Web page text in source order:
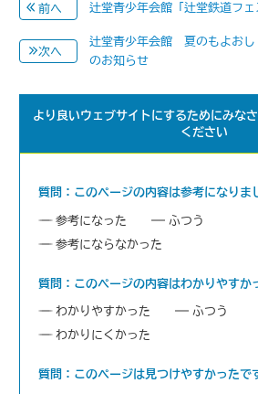
前へ 辻堂青少年会館「辻堂鉄道フ
次へ
辻堂青少年会館 夏のもよおし
のお知らせ
より良いウェブサイトにするためにみな
ください
質問：このページの内容は参考になりま
参考になった
ふつう
参考にならなかった
質問：このページの内容はわかりやすか
わかりやすかった
ふつう
わかりにくかった
質問：このページは見つけやすかったで